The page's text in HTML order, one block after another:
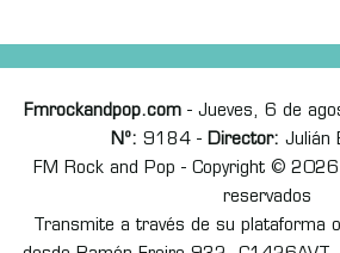
Fmrockandpop.com- Jueves, 6 de
Nº: 9184 - Director: Julián
FM Rock and Pop - Copyright ©
reservados
Transmite a través de su plataforma